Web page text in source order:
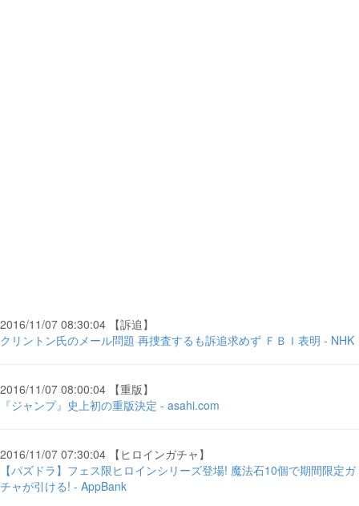
2016/11/07 08:30:04 【訴追】
クリントン氏のメール問題 再捜査するも訴追求めず ＦＢＩ表明 - NHK
2016/11/07 08:00:04 【重版】
『ジャンプ』史上初の重版決定 - asahi.com
2016/11/07 07:30:04 【ヒロインガチャ】
【パズドラ】フェス限ヒロインシリーズ登場! 魔法石10個で期間限定ガ
チャが引ける! - AppBank